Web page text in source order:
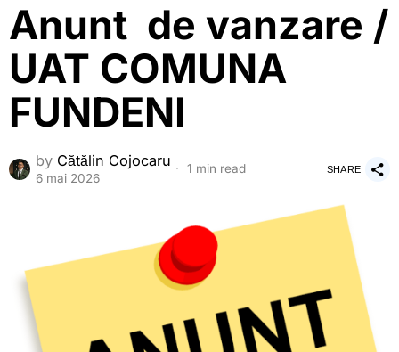
Anunt de vanzare /
UAT COMUNA
FUNDENI
by Cătălin Cojocaru
6 mai 2026
1 min read SHARE